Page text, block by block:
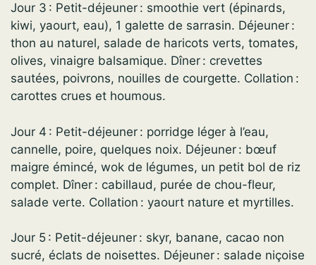
Jour 3 : Petit-déjeuner : smoothie vert (épinards,
kiwi, yaourt, eau), 1 galette de sarrasin. Déjeuner :
thon au naturel, salade de haricots verts, tomates,
olives, vinaigre balsamique. Dîner : crevettes
sautées, poivrons, nouilles de courgette. Collation :
carottes crues et houmous.
Jour 4 : Petit-déjeuner : porridge léger à l’eau,
cannelle, poire, quelques noix. Déjeuner : bœuf
maigre émincé, wok de légumes, un petit bol de riz
complet. Dîner : cabillaud, purée de chou-fleur,
salade verte. Collation : yaourt nature et myrtilles.
Jour 5 : Petit-déjeuner : skyr, banane, cacao non
sucré, éclats de noisettes. Déjeuner : salade niçoise